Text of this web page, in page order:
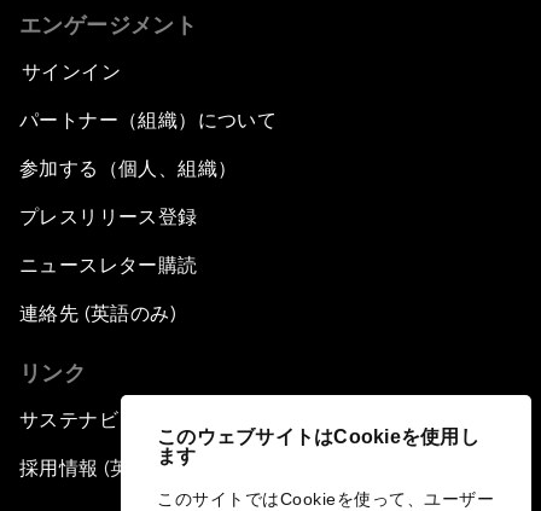
このウェブサイトはCookieを使用し
ます
このサイトではCookieを使って、ユーザー
エンゲージメント
サインイン
パートナー（組織）について
参加する（個人、組織）
プレスリリース登録
ニュースレター購読
連絡先 (英語のみ)
リンク
サステナビリティへの取り組み
採用情報 (英語のみ)